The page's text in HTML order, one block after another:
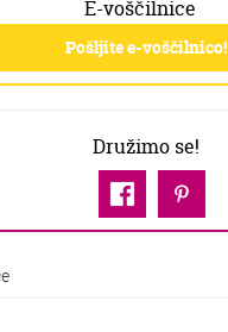
E-voščilnice
Pošljite e-voščilnico!
Družimo se!